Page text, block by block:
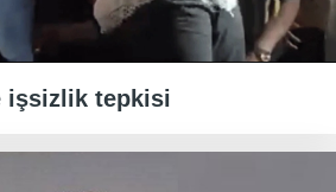
işsizlik tepkisi